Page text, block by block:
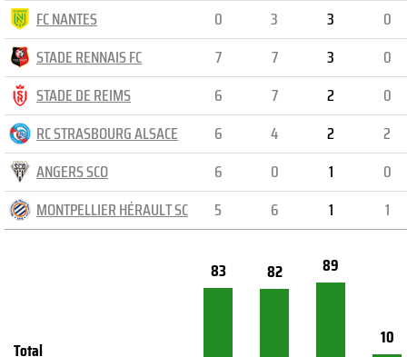
FC NANTES
STADE RENNAIS FC
STADE DE REIMS
RC STRASBOURG ALSACE
ANGERS SCO
MONTPELLIER HÉRAULT SC
Total
0
3 3
0
7
7 3
0
6
7 2
0
6
4 2
2
6
0 1
0
5
6 1 1
83 82 89
10